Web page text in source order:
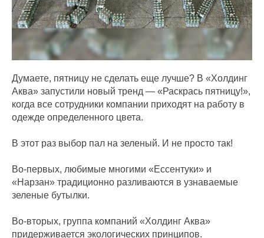
Думаете, пятницу не сделать еще лучше? В «Холдинг
Аква» запустили новый тренд — «Раскрась пятницу!»,
когда все сотрудники компании приходят на работу в
одежде определенного цвета.
В этот раз выбор пал на зеленый. И не просто так!
Во-первых, любимые многими «Ессентуки» и
«Нарзан» традиционно разливаются в узнаваемые
зеленые бутылки.
Во-вторых, группа компаний «Холдинг Аква»
придерживается экологических принципов.